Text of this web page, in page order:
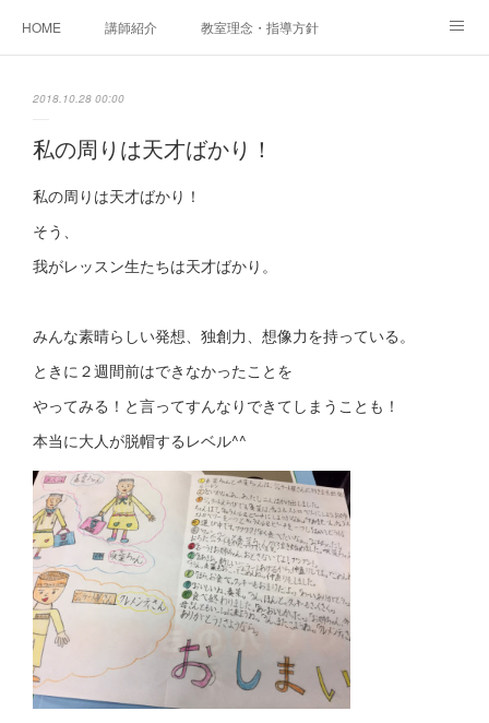
HOME 講師紹介 教室理念・指導方針
ご相談・体験レッスンお申し込み
アクセス
2018.10.28 00:00
私の周りは天才ばかり！
私の周りは天才ばかり！
そう、
我がレッスン生たちは天才ばかり。
みんな素晴らしい発想、独創力、想像力を持っている。
ときに２週間前はできなかったことを
やってみる！と言ってすんなりできてしまうことも！
本当に大人が脱帽するレベル^^